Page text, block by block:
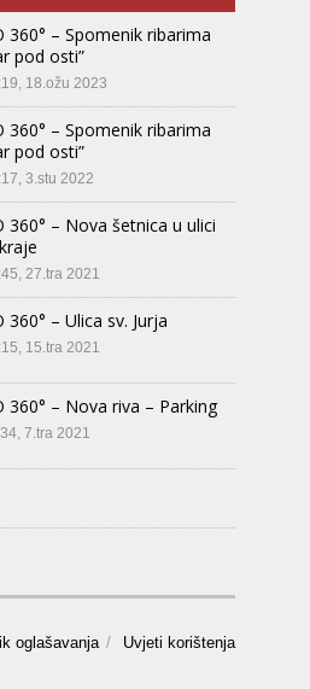
360° – Spomenik ribarima
pod osti”
18.ožu 2023
360° – Spomenik ribarima
pod osti”
3.stu 2022
360° – Nova šetnica u ulici
27.tra 2021
360° – Ulica sv. Jurja
15.tra 2021
360° – Nova riva – Parking
7.tra 2021
oglašavanja Uvjeti korištenja